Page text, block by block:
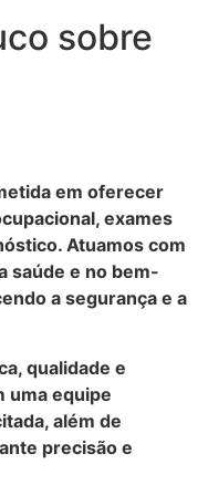
sobre
em oferecer
exames
Atuamos com
saúde e no bem-
a segurança e a
qualidade e
uma equipe
além de
precisão e